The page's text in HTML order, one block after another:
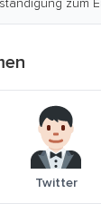
zum
Twitter